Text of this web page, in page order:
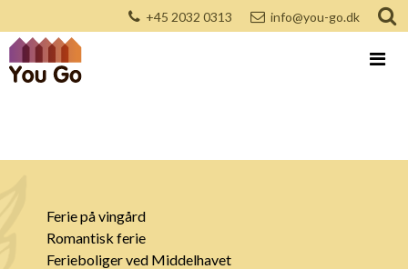
+45 2032 0313 info@you-go.dk
Ferie på vingård
Romantisk ferie
Ferieboliger ved Middelhavet